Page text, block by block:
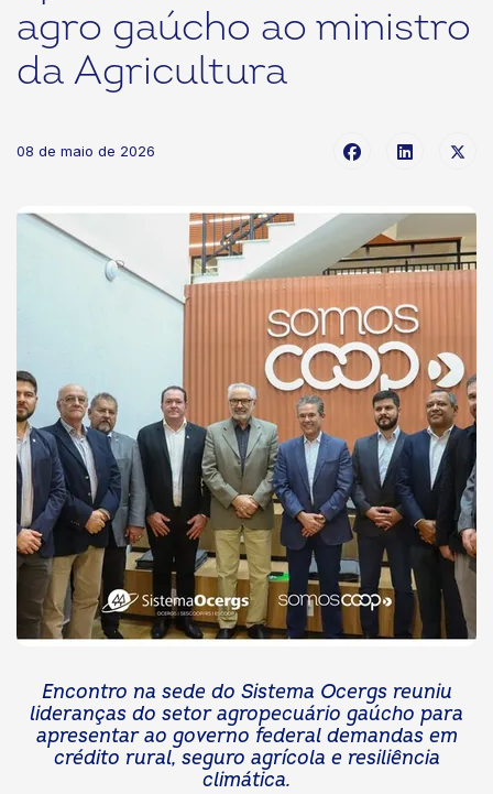
agro gaúcho ao ministro
da Agricultura
08 de maio de 2026
Encontro na sede do Sistema Ocergs reuniu
lideranças do setor agropecuário gaúcho para
apresentar ao governo federal demandas em
crédito rural, seguro agrícola e resiliência
climática.